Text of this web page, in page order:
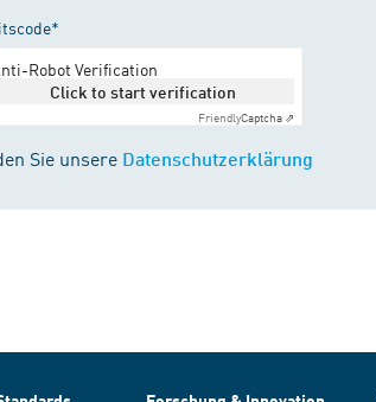
Robot Verification
Click to start verification
FriendlyCaptcha ⇗
Sie unsere Datenschutzerklärung